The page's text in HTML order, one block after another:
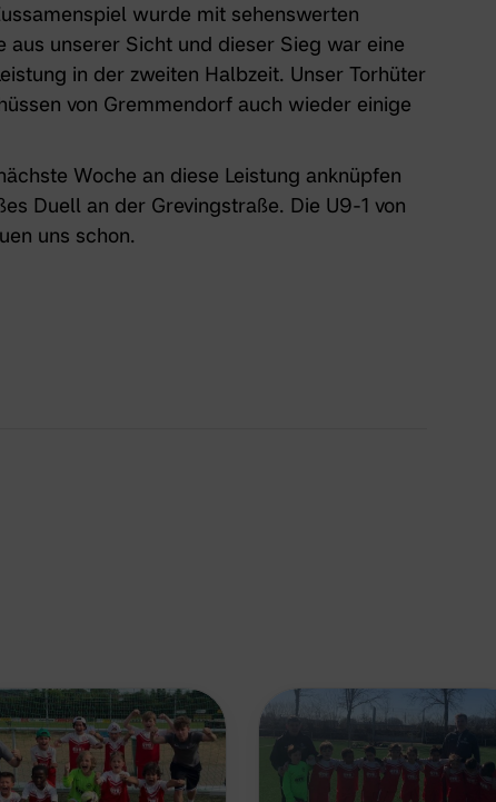
wurde mit sehenswerten
unserer Sicht und dieser Sieg war eine
in der zweiten Halbzeit. Unser Torhüter
von Gremmendorf auch wieder einige
Woche an diese Leistung anknüpfen
Duell an der Grevingstraße. Die U9-1 von
uns schon.